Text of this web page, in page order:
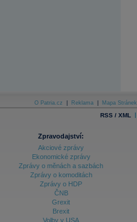
O Patria.cz Reklama Mapa Stránek
RSS / XML |
Zpravodajství:
Akciové zprávy
Ekonomické zprávy
Zprávy o měnách a sazbách
Zprávy o komoditách
Zprávy o HDP
ČNB
Grexit
Brexit
Volby v USA